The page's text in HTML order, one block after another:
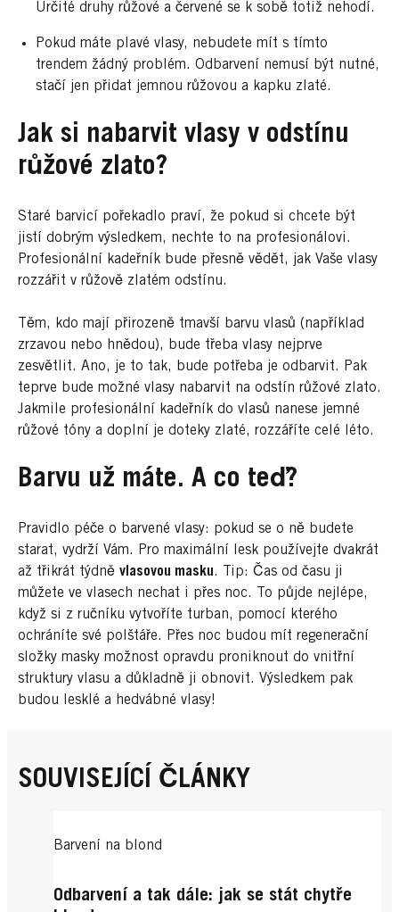
Určité druhy růžové a červené se k sobě totiž nehodí.
Pokud máte plavé vlasy, nebudete mít s tímto
trendem žádný problém. Odbarvení nemusí být nutné,
stačí jen přidat jemnou růžovou a kapku zlaté.
Jak si nabarvit vlasy v odstínu
růžové zlato?
Staré barvicí pořekadlo praví, že pokud si chcete být
jistí dobrým výsledkem, nechte to na profesionálovi.
Profesionální kadeřník bude přesně vědět, jak Vaše vlasy
rozzářit v růžově zlatém odstínu.
Těm, kdo mají přirozeně tmavší barvu vlasů (například
zrzavou nebo hnědou), bude třeba vlasy nejprve
zesvětlit. Ano, je to tak, bude potřeba je odbarvit. Pak
teprve bude možné vlasy nabarvit na odstín růžové zlato.
Jakmile profesionální kadeřník do vlasů nanese jemné
růžové tóny a doplní je doteky zlaté, rozzáříte celé léto.
Barvu už máte. A co teď?
Pravidlo péče o barvené vlasy: pokud se o ně budete
starat, vydrží Vám. Pro maximální lesk používejte dvakrát
až třikrát týdně vlasovou masku. Tip: Čas od času ji
můžete ve vlasech nechat i přes noc. To půjde nejlépe,
když si z ručníku vytvoříte turban, pomocí kterého
ochráníte své polštáře. Přes noc budou mít regenerační
složky masky možnost opravdu proniknout do vnitřní
struktury vlasu a důkladně ji obnovit. Výsledkem pak
budou lesklé a hedvábné vlasy!
SOUVISEJÍCÍ ČLÁNKY
Barvení na blond
Odbarvení a tak dále: jak se stát chytře